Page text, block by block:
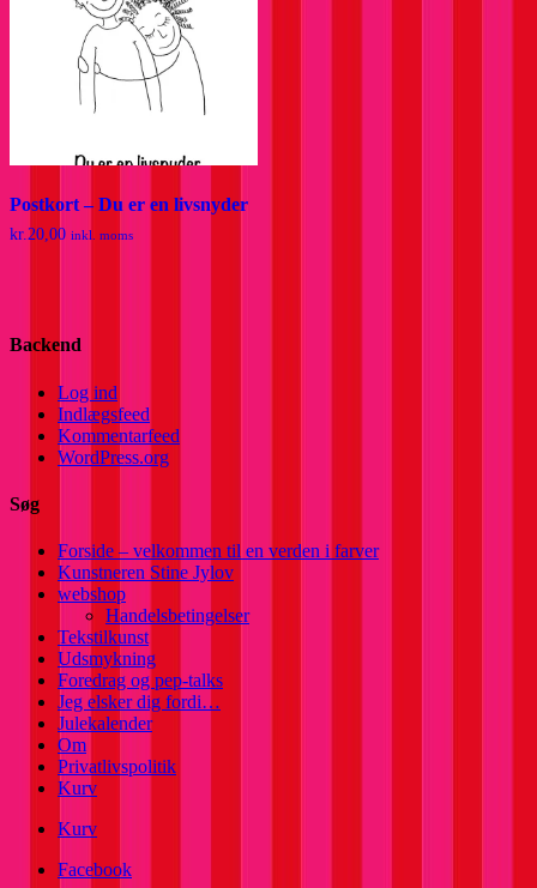
Postkort – Du er en livsnyder
kr. 20,00 inkl. moms
Backend
Log ind
Indlægsfeed
Kommentarfeed
WordPress.org
Søg
Forside – velkommen til en verden i farver
Kunstneren Stine Jylov
webshop
Handelsbetingelser
Tekstilkunst
Udsmykning
Foredrag og pep-talks
Jeg elsker dig fordi…
Julekalender
Om
Privatlivspolitik
Kurv
Kurv
Facebook